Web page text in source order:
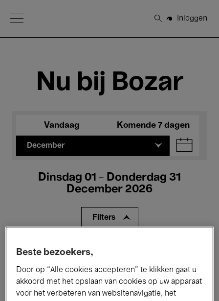
Open Menu
Zoeken
Inloggen
Nu bij Bozar
Vandaag Komende 7 dagen
December
Dinsdag 01 - Donderdag 31
December 2026
Filters
Alle evenementen
Tentoonstellingen Films
Performances Lezingen & Debatten
Beste bezoekers,
Door op “Alle cookies accepteren” te klikken gaat u
akkoord met het opslaan van cookies op uw apparaat
voor het verbeteren van websitenavigatie, het